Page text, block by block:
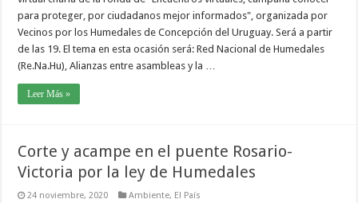
para proteger, por ciudadanos mejor informados", organizada por
Vecinos por los Humedales de Concepción del Uruguay. Será a partir
de las 19. El tema en esta ocasión será: Red Nacional de Humedales
(Re.Na.Hu), Alianzas entre asambleas y la …
Leer Más »
Corte y acampe en el puente Rosario-
Victoria por la ley de Humedales
24 noviembre, 2020 Ambiente, El País